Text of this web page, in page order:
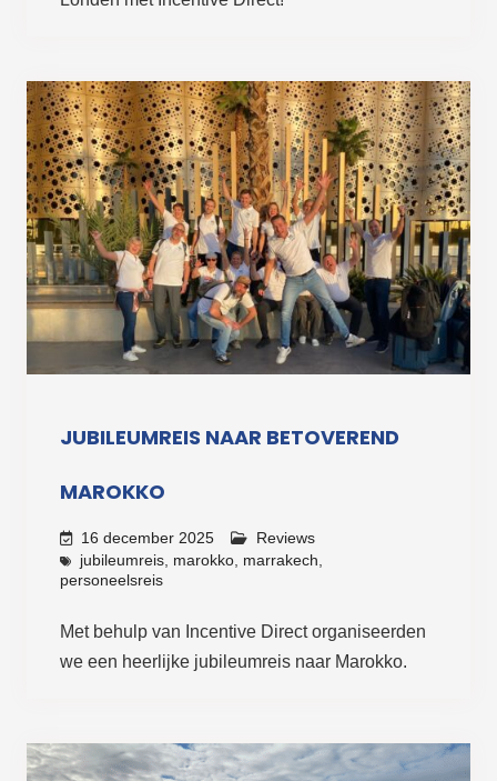
JUBILEUMREIS NAAR BETOVEREND
MAROKKO
16 december 2025
Reviews
jubileumreis, marokko, marrakech,
personeelsreis
Met behulp van Incentive Direct organiseerden
we een heerlijke jubileumreis naar Marokko.